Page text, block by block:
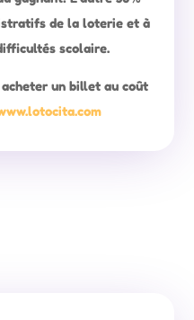
de la loterie et à
scolaire.
un billet au coût